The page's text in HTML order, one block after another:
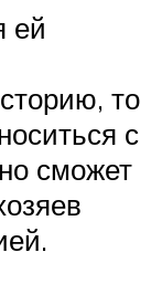
ей
то
с
сможет